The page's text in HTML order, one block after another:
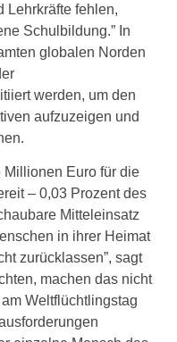
Lehrkräfte fehlen,
Schulbildung.” In
globalen Norden
werden, um den
aufzuzeigen und
Millionen Euro für die
– 0,03 Prozent des
Mitteleinsatz
in ihrer Heimat
zurücklassen”, sagt
machen das nicht
Weltflüchtlingstag